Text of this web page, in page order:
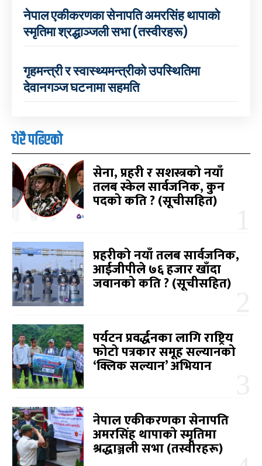
नेपाल एकीकरणका सेनापति अमरसिंह थापाको
स्मृतिमा श्रद्धाञ्जली सभा (तस्वीरहरू)
गृहमन्त्री र स्वास्थ्यमन्त्रीको उपस्थितिमा
देवानगञ्ज घटनामा सहमति
धेरै पढिएको
सेना, प्रहरी र सशस्त्रको नयाँ
तलब स्केल सार्वजनिक, कुन
पदको कति ? (सूचीसहित)
प्रहरीको नयाँ तलब सार्वजनिक,
आईजीपीले ७६ हजार खाँदा
जवानको कति ? (सूचीसहित)
पर्यटन प्रवर्द्धनका लागि राष्ट्रिय
फोटो पत्रकार समूह सल्यानको
‘क्लिक सल्यान’ अभियान
नेपाल एकीकरणका सेनापति
अमरसिंह थापाको स्मृतिमा
श्रद्धाञ्जली सभा (तस्वीरहरू)